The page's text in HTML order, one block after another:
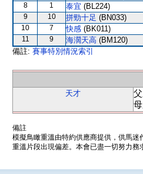
8 1 泰宜 (BL224)
9 10 拼勁十足 (BN033)
10 7 快感 (BK011)
11 9 海濶天高 (BM120)
備註: 賽事特別情況索引
天才
備註
模擬鳥瞰重溫由特約供應商提供，供馬
重溫片段出現偏差。本會已盡一切努力